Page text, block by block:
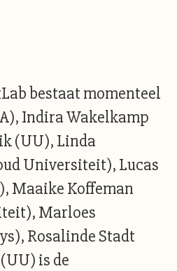
bestaat momenteel
Indira Wakelkamp
(UU), Linda
Universiteit), Lucas
Maaike Koffeman
Marloes
Rosalinde Stadt
is de